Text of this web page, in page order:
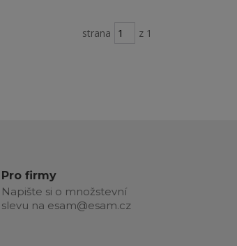
strana z 1
Pro firmy
Napište si o množstevní
slevu na esam@esam.cz